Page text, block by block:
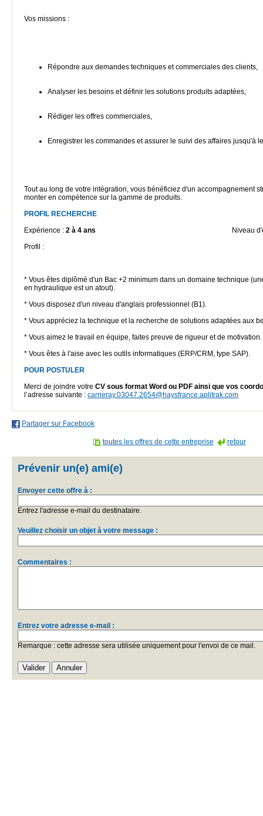
Vos missions :
Répondre aux demandes techniques et commerciales des clients,
Analyser les besoins et définir les solutions produits adaptées,
Rédiger les offres commerciales,
Enregistrer les commandes et assurer le suivi des affaires jusqu'à
Tout au long de votre intégration, vous bénéficiez d'un accompagnement
monter en compétence sur la gamme de produits.
PROFIL RECHERCHE
Expérience : 2 à 4 ans
Niveau
Profil :
* Vous êtes diplômé d'un Bac +2 minimum dans un domaine technique
en hydraulique est un atout).
* Vous disposez d'un niveau d'anglais professionnel (B1).
* Vous appréciez la technique et la recherche de solutions adaptées aux
* Vous aimez le travail en équipe, faites preuve de rigueur et de motivation.
* Vous êtes à l'aise avec les outils informatiques (ERP/CRM, type SAP).
POUR POSTULER
Merci de joindre votre CV sous format Word ou PDF ainsi que vos
l’adresse suivante : carrieray.03047.2654@haysfrance.aplitrak.com
Partager sur Facebook
toutes les offres de cette entreprise retour
Prévenir un(e) ami(e)
Envoyer cette offre à :
Entrez l'adresse e-mail du destinataire.
Veuillez choisir un objet à votre message :
Commentaires :
Entrez votre adresse e-mail :
Remarque : cette adresse sera utilisée uniquement pour l'envoi de ce mail.